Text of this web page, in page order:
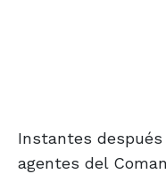
Instantes
agentes del